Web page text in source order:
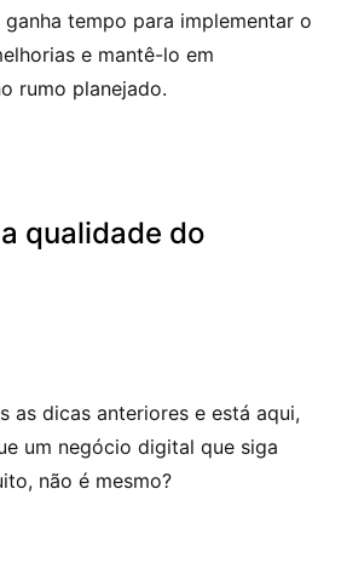
tempo para implementar o
e mantê-lo em
rumo planejado.
qualidade do
as dicas anteriores e está aqui,
um negócio digital que siga
não é mesmo?